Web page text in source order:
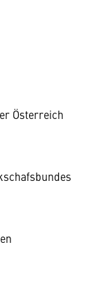
Österreich